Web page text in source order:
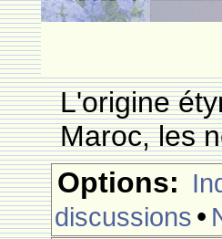
L'origine
Maroc, les
Options:
discussions •